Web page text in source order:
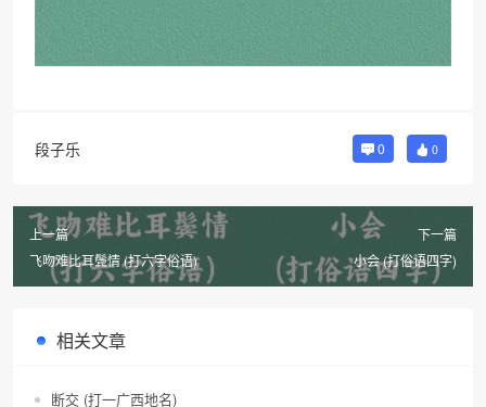
段子乐 0 0
上一篇
飞吻难比耳鬓情 (打六字俗语)
下一篇
小会 (打俗语四字)
相关文章
断交 (打一广西地名)